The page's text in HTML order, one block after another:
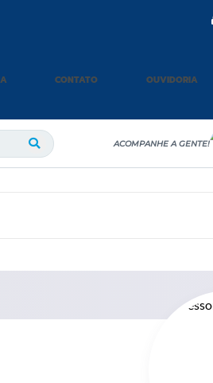
CONTATO OUVIDORIA
ACOMPANHE A GENTE!